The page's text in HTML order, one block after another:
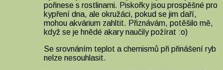
pořinese s rostlinami. Piskořky jsou prospěšné pro
kypření dna, ale okružáci, pokud se jim daří,
mohou akvárium zahltit. Přiznávám, potěšilo mě,
když se je hnědé akary naučily požírat :o)
Se srovnáním teplot a chemismů při přinášení ryb
nelze nesouhlasit.